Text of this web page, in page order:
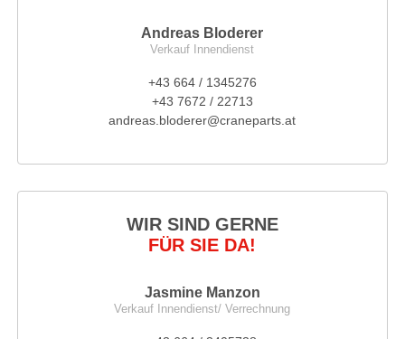
Andreas Bloderer
Verkauf Innendienst
+43 664 / 1345276
+43 7672 / 22713
andreas.bloderer@craneparts.at
WIR SIND GERNE
FÜR SIE DA!
Jasmine Manzon
Verkauf Innendienst/ Verrechnung